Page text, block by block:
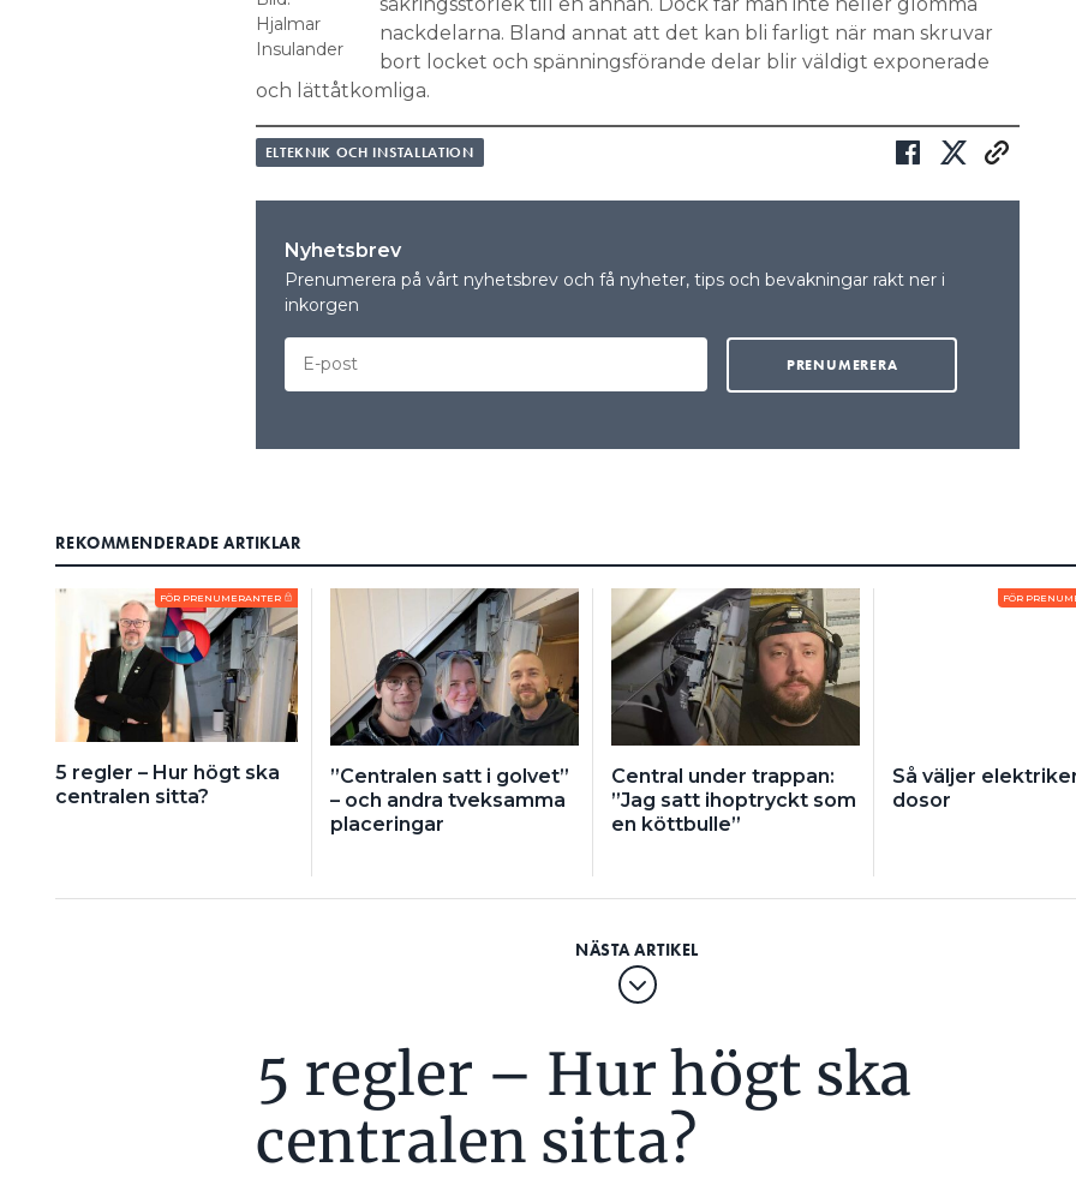
Hjalmar
Insulander
nackdelarna. Bland annat att det kan bli farligt när man skruvar
bort locket och spänningsförande delar blir väldigt exponerade
och lättåtkomliga.
ELTEKNIK OCH INSTALLATION
Nyhetsbrev
Prenumerera på vårt nyhetsbrev och få nyheter, tips och bevakningar rakt ner i
inkorgen
REKOMMENDERADE ARTIKLAR
FÖR PRENUMERANTER
5 regler – Hur högt ska
centralen sitta?
”Centralen satt i golvet”
– och andra tveksamma
placeringar
Central under trappan:
”Jag satt ihoptryckt som
en köttbulle”
FÖR
Så väljer
dosor
5 regler – Hur högt ska
centralen sitta?